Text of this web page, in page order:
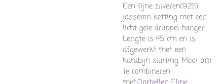
Een fijne zilveren(925)
jasseron ketting met een
licht gele druppel hanger.
Lengte is 45 cm en is
afgewerkt met een
karabijn sluiting. Mooi om
te combineren